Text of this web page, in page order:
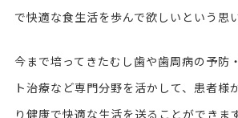
で快適な食生活を歩んで欲しいという思
今まで培ってきたむし歯や歯周病の予防
ト治療など専門分野を活かして、患者様
り健康で快適な生活を送ることができま